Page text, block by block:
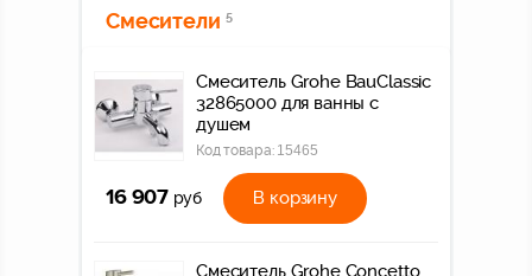
Смесители 5
Смеситель Grohe BauClassic
32865000 для ванны с
душем
Код товара: 15465
16 907 руб В корзину
Смеситель Grohe Concetto